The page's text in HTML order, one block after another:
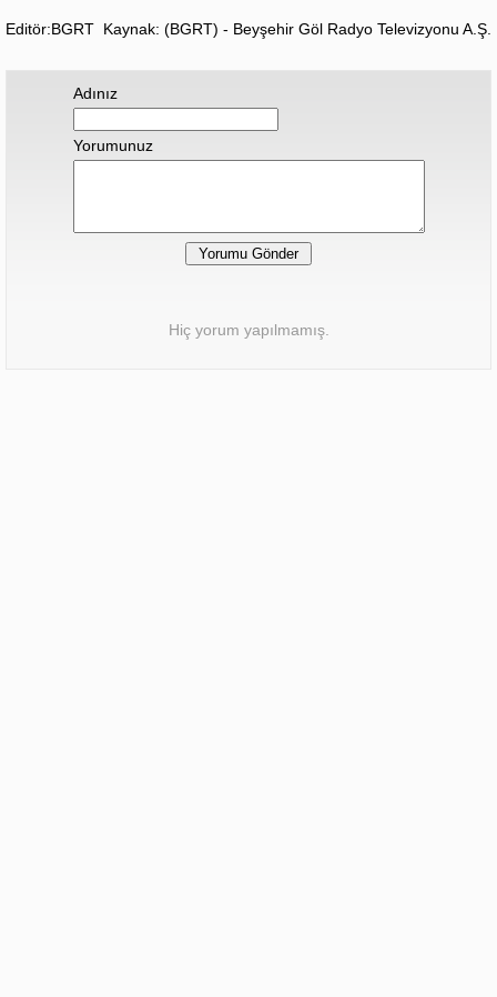
Editör:BGRT Kaynak: (BGRT) - Beyşehir Göl Radyo Televizyonu A.Ş.
Adınız
Yorumunuz
Hiç yorum yapılmamış.